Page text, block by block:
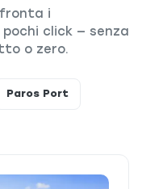
i
click — senza
o zero.
Paros Port